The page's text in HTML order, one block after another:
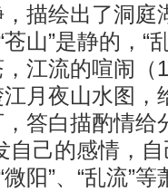
描绘出了洞庭
山”是静的，“
江流的喧闹（
月夜山水图，
答白描酌情给
己的感情，
阳”、“乱流”